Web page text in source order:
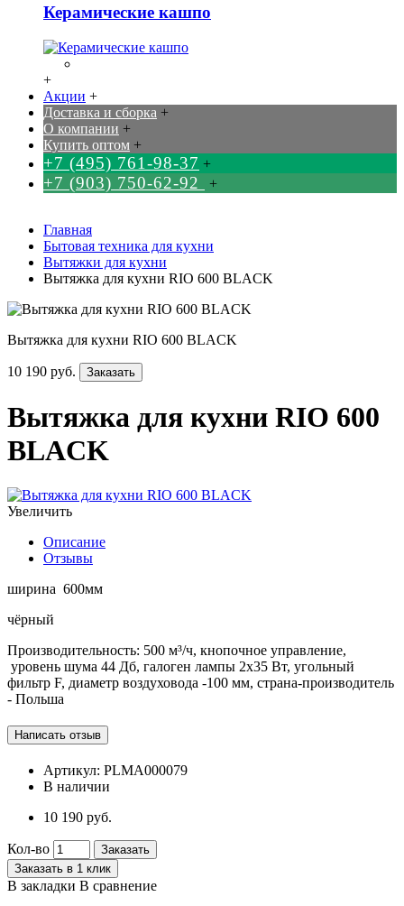
Керамические кашпо
+
Акции +
Доставка и сборка +
О компании +
Купить оптом +
+7 (495) 761-98-37 +
+7 (903) 750-62-92 +
Главная
Бытовая техника для кухни
Вытяжки для кухни
Вытяжка для кухни RIO 600 BLACK
Вытяжка для кухни RIO 600 BLACK
10 190 руб. Заказать
Вытяжка для кухни RIO 600
BLACK
Увеличить
Описание
Отзывы
ширина 600мм
чёрный
Производительность: 500 м³/ч, кнопочное управление,
уровень шума 44 Дб, галоген лампы 2х35 Вт, угольный
фильтр F, диаметр воздуховода -100 мм, страна-производитель
- Польша
Артикул: PLMA000079
В наличии
10 190 руб.
Кол-во
Заказать
Заказать в 1 клик
В закладки В сравнение